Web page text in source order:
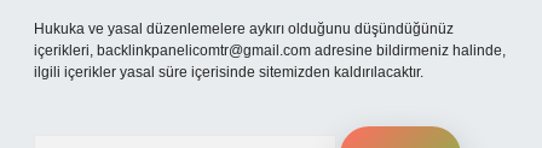
Hukuka ve yasal düzenlemelere aykırı olduğunu düşündüğünüz
içerikleri, backlinkpanelicomtr@gmail.com adresine bildirmeniz halinde,
ilgili içerikler yasal süre içerisinde sitemizden kaldırılacaktır.